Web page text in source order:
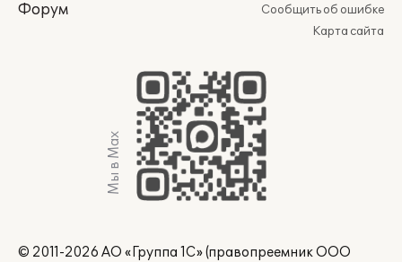
Форум
Сообщить об ошибке
Карта сайта
Мы в Max
© 2011-2026 АО «Группа 1С» (правопреемник ООО